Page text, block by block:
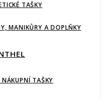
TAŠKY
MANIKŮRY A DOPLŇKY
NÁKUPNÍ TAŠKY